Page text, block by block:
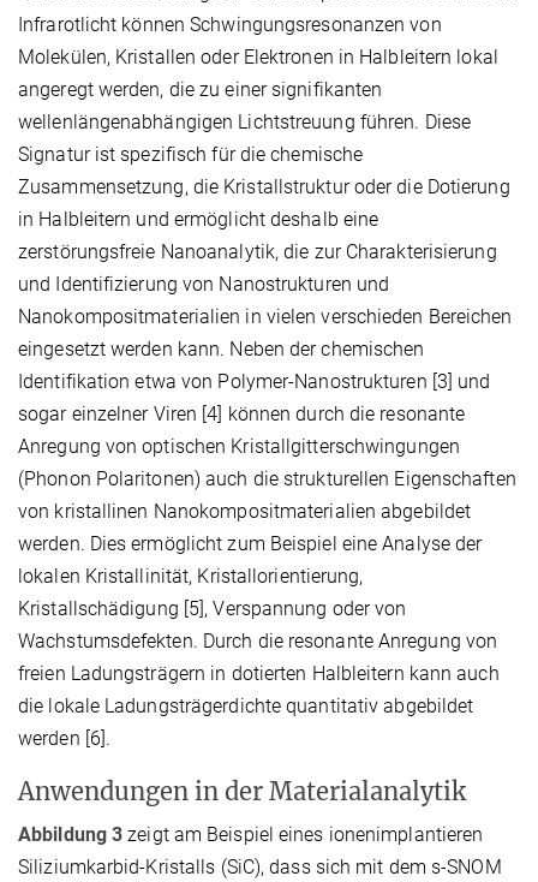
Infrarotlicht können Schwingungsresonanzen von
Molekülen, Kristallen oder Elektronen in Halbleitern lokal
angeregt werden, die zu einer signifikanten
wellenlängenabhängigen Lichtstreuung führen. Diese
Signatur ist spezifisch für die chemische
Zusammensetzung, die Kristallstruktur oder die Dotierung
in Halbleitern und ermöglicht deshalb eine
zerstörungsfreie Nanoanalytik, die zur Charakterisierung
und Identifizierung von Nanostrukturen und
Nanokompositmaterialien in vielen verschieden Bereichen
eingesetzt werden kann. Neben der chemischen
Identifikation etwa von Polymer-Nanostrukturen [3] und
sogar einzelner Viren [4] können durch die resonante
Anregung von optischen Kristallgitterschwingungen
(Phonon Polaritonen) auch die strukturellen Eigenschaften
von kristallinen Nanokompositmaterialien abgebildet
werden. Dies ermöglicht zum Beispiel eine Analyse der
lokalen Kristallinität, Kristallorientierung,
Kristallschädigung [5], Verspannung oder von
Wachstumsdefekten. Durch die resonante Anregung von
freien Ladungsträgern in dotierten Halbleitern kann auch
die lokale Ladungsträgerdichte quantitativ abgebildet
werden [6].
Anwendungen in der Materialanalytik
Abbildung 3 zeigt am Beispiel eines ionenimplantieren
Siliziumkarbid-Kristalls (SiC), dass sich mit dem s-SNOM